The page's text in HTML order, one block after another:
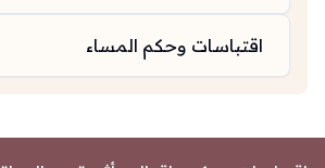
اقتباسات وحكم المساء